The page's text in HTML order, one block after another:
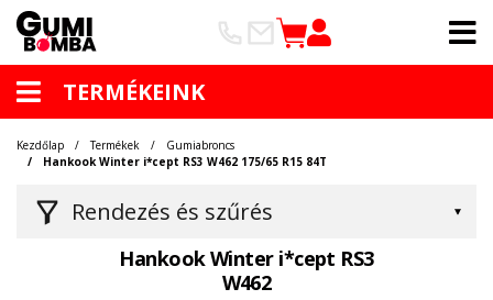
TERMÉKEINK
Rendezés és szűrés
Kezdőlap Termékek
Gumiabroncs
Hankook Winter i*cept RS3 W462 175/65 R15 84T
Hankook Winter i*cept RS3
W462